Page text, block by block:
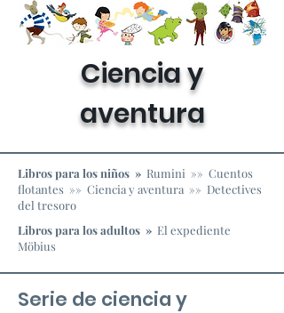
Ciencia y
aventura
Libros para los niños » Rumini »» Cuentos
flotantes »» Ciencia y aventura »» Detectives
del tresoro
Libros para los adultos » El expediente
Möbius
Serie de ciencia y